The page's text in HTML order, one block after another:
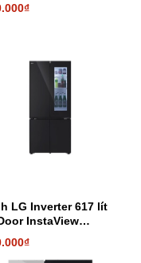
LG Inverter 617 lít
InstaView